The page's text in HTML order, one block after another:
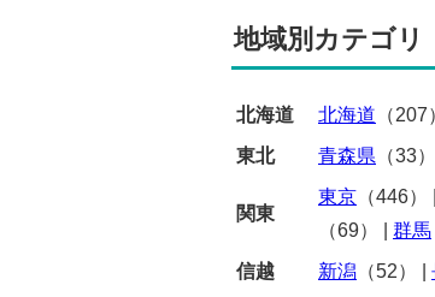
地域別カテゴリ
北海道 北海道 （207
東北
青森県 （33）
関東
東京 （446）
（69）
群馬
信越
新潟 （52）